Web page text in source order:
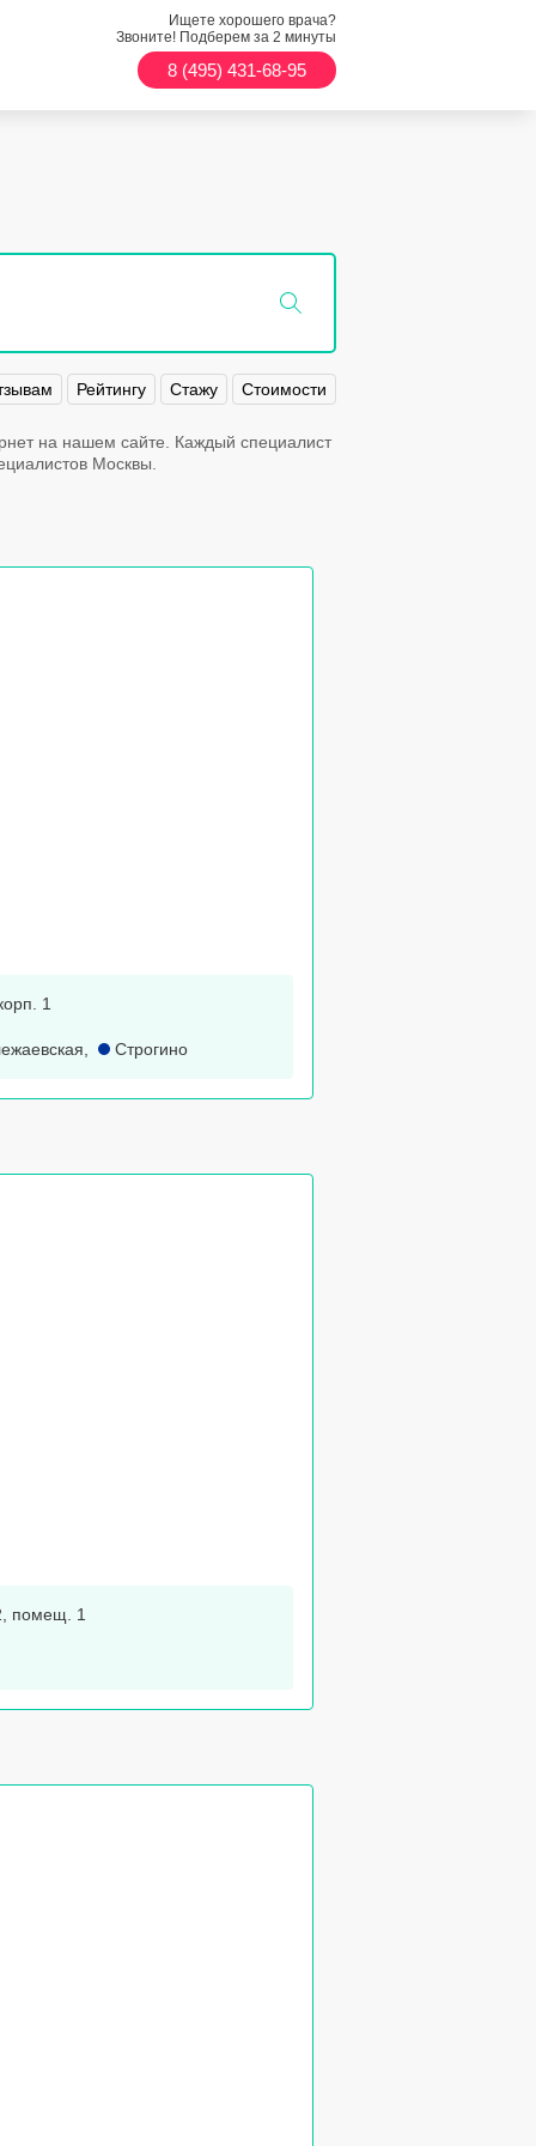
Ищете хорошего врача?
Звоните! Подберем за 2 минуты
8 (495) 431-68-95
Рейтингу Стажу Стоимости
на нашем сайте. Каждый специалист
Москвы.
1
Строгино
помещ. 1